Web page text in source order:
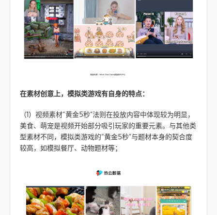
在素材创意上，模拟类游戏有自身的特点：
（1）视频素材“黄金5秒”法则在投放内容中体现较为明显，
美食、萌宠是视频开始部分吸引玩家的重要元素。与其他类
型素材不同，模拟类游戏的“黄金5秒”与题材本身的契合度
较高，如模拟餐厅、动物题材等；